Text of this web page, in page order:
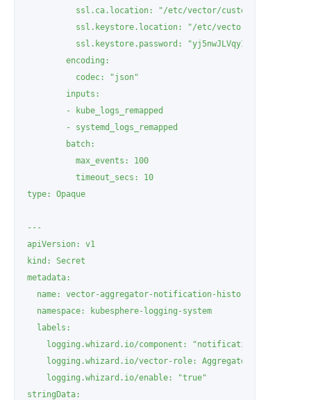
ssl.ca.location: "/etc/vector/custom/
ssl.keystore.location: "/etc/vector/custom/
ssl.keystore.password:
        encoding:
          codec: "json"
        inputs:
        - kube_logs_remapped
        - systemd_logs_remapped
        batch:
          max_events: 100
          timeout_secs: 10
type: Opaque
---
apiVersion: v1
kind: Secret
metadata:
  name: vector-aggregator-notification-history-sink-kafka
  namespace: kubesphere-logging-system
  labels:
    logging.whizard.io/component: "notification-history"
    logging.whizard.io/vector-role: Aggregator
    logging.whizard.io/enable: "true"
stringData: